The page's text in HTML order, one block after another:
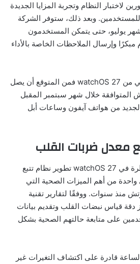
لاختبار النظام وتجربة المزايا الجديدة
وبعد ذلك، ستوفر الشركة
يوليو، حتى يتمكن المستخدمون
وإرسال الملاحظات الخاصة بالأداء
أما الإصدار الرسمي النهائي من watchOS 27 فمن المتوقع أن يصل
خلال شهر سبتمبر المقبل
من هواتف آيفون وساعات أبل
معدل ضربات القلب
من أبرز التحسينات المنتظرة في watchOS 27 تطوير نظام تتبع
من أهم الميزات الصحية التي
منذ سنوات. ووفقًا لتقارير تقنية
دقة قياس نبضات القلب وتقديم بيانات
على متابعة حالتهم الصحية بشكل
قادرة على اكتشاف التغيرات غير